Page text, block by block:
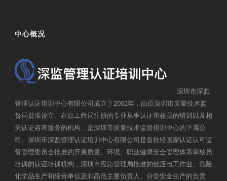
中心概况
深圳市深监
管理认证培训中心有限公司成立于2002年，由原深圳市质量技术监
督局批准设立、在原工商局注册的专业从事认证审核员的培训以及相
关认证咨询服务的机构，是深圳市质量技术监督培训中心的下属公
司。深圳市深监管理认证培训中心有限公司是首批经国家认证认可监
督管理委员会批准的开展质量、环境、职业健康安全管理体系审核员
培训的认证培训机构，深圳市应急管理局批准的低压电工作业、危险
化学品生产和经营单位及非高危主要负责人、分管安全生产的负责